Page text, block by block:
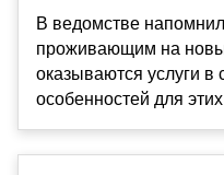
В ведомстве
проживающим на
оказываются услуги в
особенностей для